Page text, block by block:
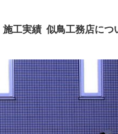
施工実績 似鳥工務店につ